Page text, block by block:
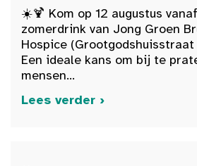
☀️🍹 Kom op 12 augustus
zomerdrink van Jong Groen
Hospice
Een ideale kans om bij te
mensen...
Lees verder ›